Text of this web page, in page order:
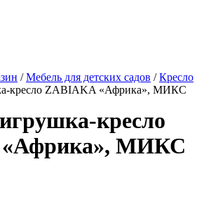
/Мебель для детских садов /Кресло
кресло ZABIAKA «Африка», МИКС
кресло
МИКС